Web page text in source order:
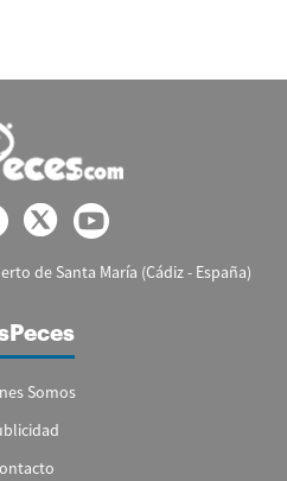
de Santa María (Cádiz - España)
Somos